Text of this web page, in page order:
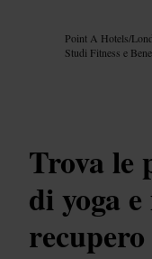
Point A Hotels/
Studi Fitness e
Trova le
di yoga